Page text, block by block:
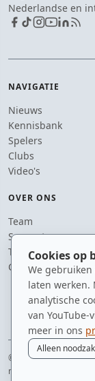
Cookies op
We
laten werken.
analytische
van YouTube-
meer in ons
Alleen
Nederlandse en
NAVIGATIE
Nieuws
Kennisbank
Spelers
Clubs
Video's
OVER ONS
Team
Supporters
Tip de redactie
Contact
© 2010–2026
niet te hoog)